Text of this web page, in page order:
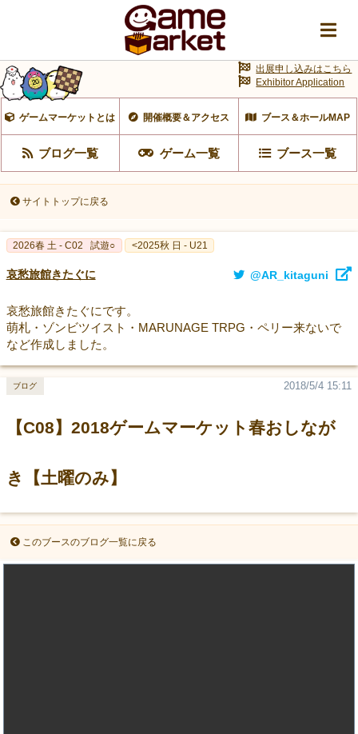
ゲームマーケットとは 開催概要＆アクセス ブース＆ホールMAP
ブログ一覧 ゲーム一覧 ブース一覧
出展申し込みはこちら
Exhibitor Application
サイトトップに戻る
2026春 土 - C02 試遊○ <2025秋 日 - U21
哀愁旅館きたぐに @AR_kitaguni
哀愁旅館きたぐにです。
萌札・ゾンビツイスト・MARUNAGE TRPG・ペリー来ないで
など作成しました。
【C08】2018ゲームマーケット春おしなが
き【土曜のみ】
2018/5/4 15:11
ブログ
このブースのブログ一覧に戻る